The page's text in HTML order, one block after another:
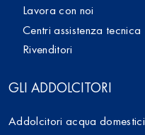
Lavora con noi
Centri assistenza tecnica
Rivenditori
GLI ADDOLCITORI
Addolcitori acqua domestici